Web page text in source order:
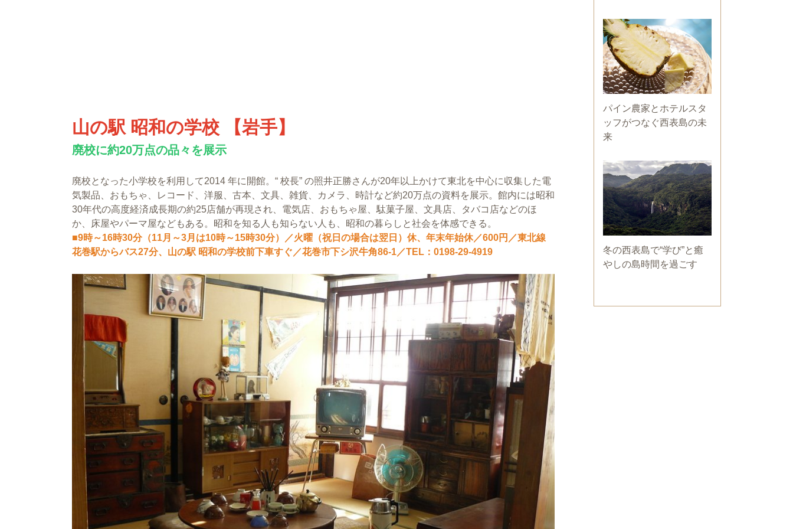
山の駅 昭和の学校 【岩手】
廃校に約20万点の品々を展示
廃校となった小学校を利用して2014 年に開館。“ 校長” の照井正勝さんが20年以上かけて東北を中心に収集した電
気製品、おもちゃ、レコード、洋服、古本、文具、雑貨、カメラ、時計など約20万点の資料を展示。館内には昭和
30年代の高度経済成長期の約25店舗が再現され、電気店、おもちゃ屋、駄菓子屋、文具店、タバコ店などのほ
か、床屋やパーマ屋などもある。昭和を知る人も知らない人も、昭和の暮らしと社会を体感できる。
■9時～16時30分（11月～3月は10時～15時30分）／火曜（祝日の場合は翌日）休、年末年始休／600円／東北線
花巻駅からバス27分、山の駅 昭和の学校前下車すぐ／花巻市下シ沢牛角86-1／TEL：0198-29-4919
パイン農家とホテルスタ
ッフがつなぐ西表島の未
来
冬の西表島で“学び”と癒
やしの島時間を過ごす